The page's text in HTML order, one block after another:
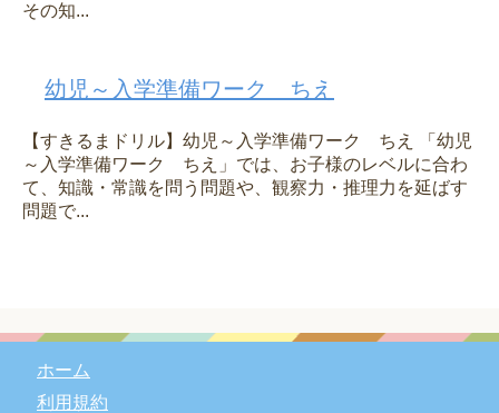
その知...
幼児～入学準備ワーク ちえ
【すきるまドリル】幼児～入学準備ワーク ちえ 「幼児
～入学準備ワーク ちえ」では、お子様のレベルに合わ
て、知識・常識を問う問題や、観察力・推理力を延ばす
問題で...
ホーム
利用規約